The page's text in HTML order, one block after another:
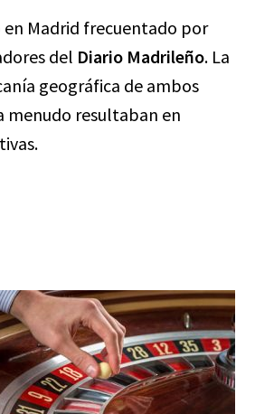
Madrid frecuentado por
del Diario Madrileño. La
geográfica de ambos
menudo resultaban en